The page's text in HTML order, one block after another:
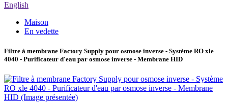
English
Maison
En vedette
Filtre à membrane Factory Supply pour osmose inverse - Système RO xle
4040 - Purificateur d'eau par osmose inverse - Membrane HID